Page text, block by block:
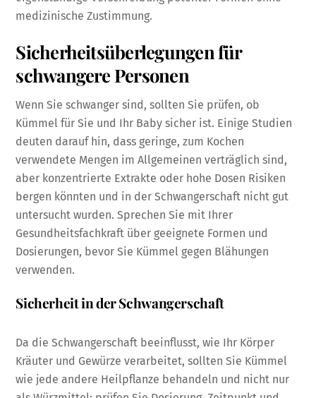
medizinische Zustimmung.
Sicherheitsüberlegungen für
schwangere Personen
Wenn Sie schwanger sind, sollten Sie prüfen, ob
Kümmel für Sie und Ihr Baby sicher ist. Einige Studien
deuten darauf hin, dass geringe, zum Kochen
verwendete Mengen im Allgemeinen verträglich sind,
aber konzentrierte Extrakte oder hohe Dosen Risiken
bergen könnten und in der Schwangerschaft nicht gut
untersucht wurden. Sprechen Sie mit Ihrer
Gesundheitsfachkraft über geeignete Formen und
Dosierungen, bevor Sie Kümmel gegen Blähungen
verwenden.
Sicherheit in der Schwangerschaft
Da die Schwangerschaft beeinflusst, wie Ihr Körper
Kräuter und Gewürze verarbeitet, sollten Sie Kümmel
wie jede andere Heilpflanze behandeln und nicht nur